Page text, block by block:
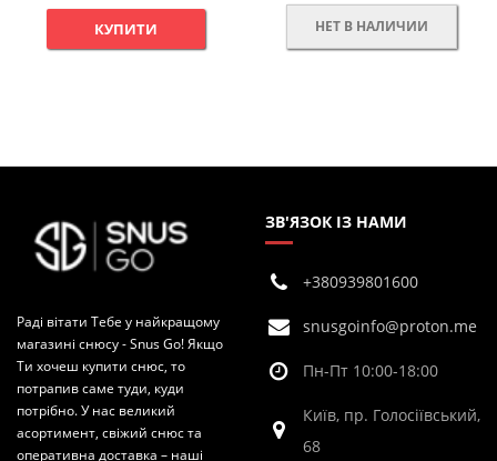
КУПИТИ НЕТ В НАЛИЧИИ
Раді вітати Тебе у найкращому
магазині снюсу - Snus Go! Якщо
Ти хочеш купити снюс, то
потрапив саме туди, куди
потрібно. У нас великий
асортимент, свіжий снюс та
оперативна доставка – наші
ЗВ'ЯЗОК ІЗ НАМИ
+380939801600
snusgoinfo@proton.me
Пн-Пт 10:00-18:00
Київ, пр. Голосіївський,
68